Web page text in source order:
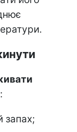
:
запах;